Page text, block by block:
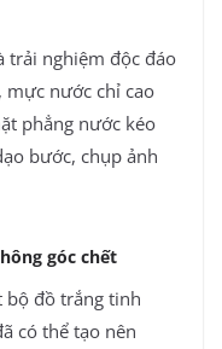
trải nghiệm độc đáo
mực nước chỉ cao
phẳng nước kéo
bước, chụp ảnh
góc chết
bộ đồ trắng tinh
có thể tạo nên